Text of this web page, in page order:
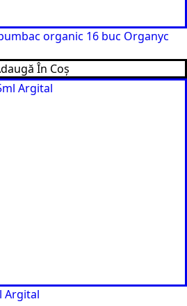
organic 16 buc Organyc
În Coș
Argital